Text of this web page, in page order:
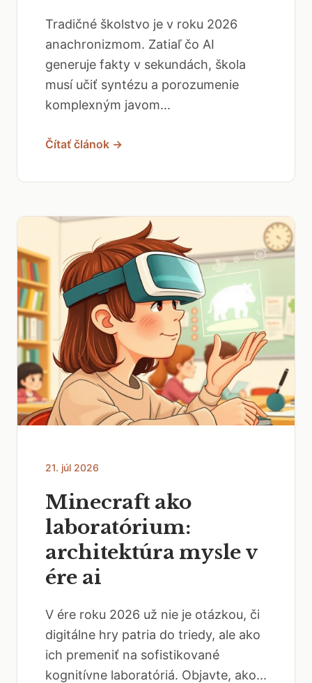
Tradičné školstvo je v roku 2026
anachronizmom. Zatiaľ čo AI
generuje fakty v sekundách, škola
musí učiť syntézu a porozumenie
komplexným javom...
Čítať článok →
21. júl 2026
Minecraft ako
laboratórium:
architektúra mysle v
ére ai
V ére roku 2026 už nie je otázkou, či
digitálne hry patria do triedy, ale ako
ich premeniť na sofistikované
kognitívne laboratóriá. Objavte, ako...